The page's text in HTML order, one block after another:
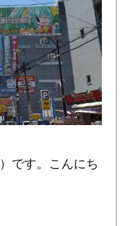
）です。こんにち